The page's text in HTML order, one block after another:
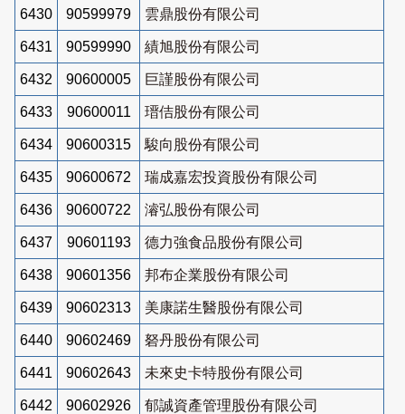
6430 90599979 雲鼎股份有限公司
6431 90599990 績旭股份有限公司
6432 90600005 巨謹股份有限公司
6433 90600011 瑨佶股份有限公司
6434 90600315 駿向股份有限公司
6435 90600672 瑞成嘉宏投資股份有限公司
6436 90600722 濬弘股份有限公司
6437 90601193 德力強食品股份有限公司
6438 90601356 邦布企業股份有限公司
6439 90602313 美康諾生醫股份有限公司
6440 90602469 砮丹股份有限公司
6441 90602643 未來史卡特股份有限公司
6442 90602926 郁誠資產管理股份有限公司